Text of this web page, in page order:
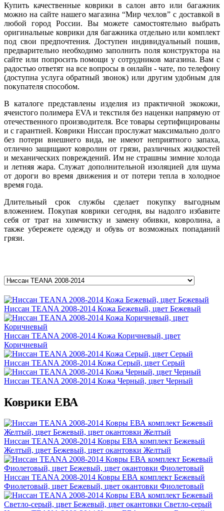
Купить качественные коврики в салон авто или багажник
можно на сайте нашего магазина “Мир чехлов” с доставкой в
любой город России. Вы можете самостоятельно выбрать
оригинальные коврики для багажника отдельно или комплект
под свои предпочтения. Доступен индивидуальный пошив,
предварительно необходимо заполнить поля конструктора на
сайте или попросить помощи у сотрудников магазина. Вам с
радостью ответят на все вопросы в онлайн - чате, по телефону
(доступна услуга обратный звонок) или другим удобным для
покупателя способом.
В каталоге представлены изделия из практичной экокожи,
ячеистого полимера EVA и текстиля без наценки напрямую от
отечественного производителя. Все товары сертифицированы
и с гарантией. Коврики Ниссан прослужат максимально долго
без потери внешнего вида, не имеют неприятного запаха,
отлично защищают ковролин от грязи, различных жидкостей
и механических повреждений. Им не страшны зимние холода
и летняя жара. Служат дополнительной изоляцией для шума
от дороги во время движения и от потери тепла в холодное
время года.
Длительный срок службы сделает покупку выгодным
вложением. Покупая коврики сегодня, вы надолго избавите
себя от трат на химчистку и замену обивки, ковролина, а
также убережете одежду и обувь от возможных попаданий
грязи.
Ниссан TEANA 2008-2014 Кожа Бежевый, цвет Бежевый
Ниссан TEANA 2008-2014 Кожа Коричневый, цвет
Коричневый
Ниссан TEANA 2008-2014 Кожа Серый, цвет Серый
Ниссан TEANA 2008-2014 Кожа Черный, цвет Черный
Коврики ЕВА
Ниссан TEANA 2008-2014 Ковры ЕВА комплект Бежевый
Желтый, цвет Бежевый, цвет окантовки Желтый
Ниссан TEANA 2008-2014 Ковры ЕВА комплект Бежевый
Фиолетовый, цвет Бежевый, цвет окантовки Фиолетовый